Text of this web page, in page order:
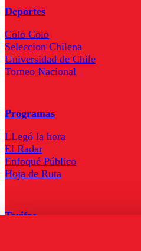
Deportes
Colo Colo
Seleccion Chilena
Universidad de Chile
Torneo Nacional
Programas
LLegó la hora
El Radar
Enfoqué Público
Hoja de Ruta
Tarifas